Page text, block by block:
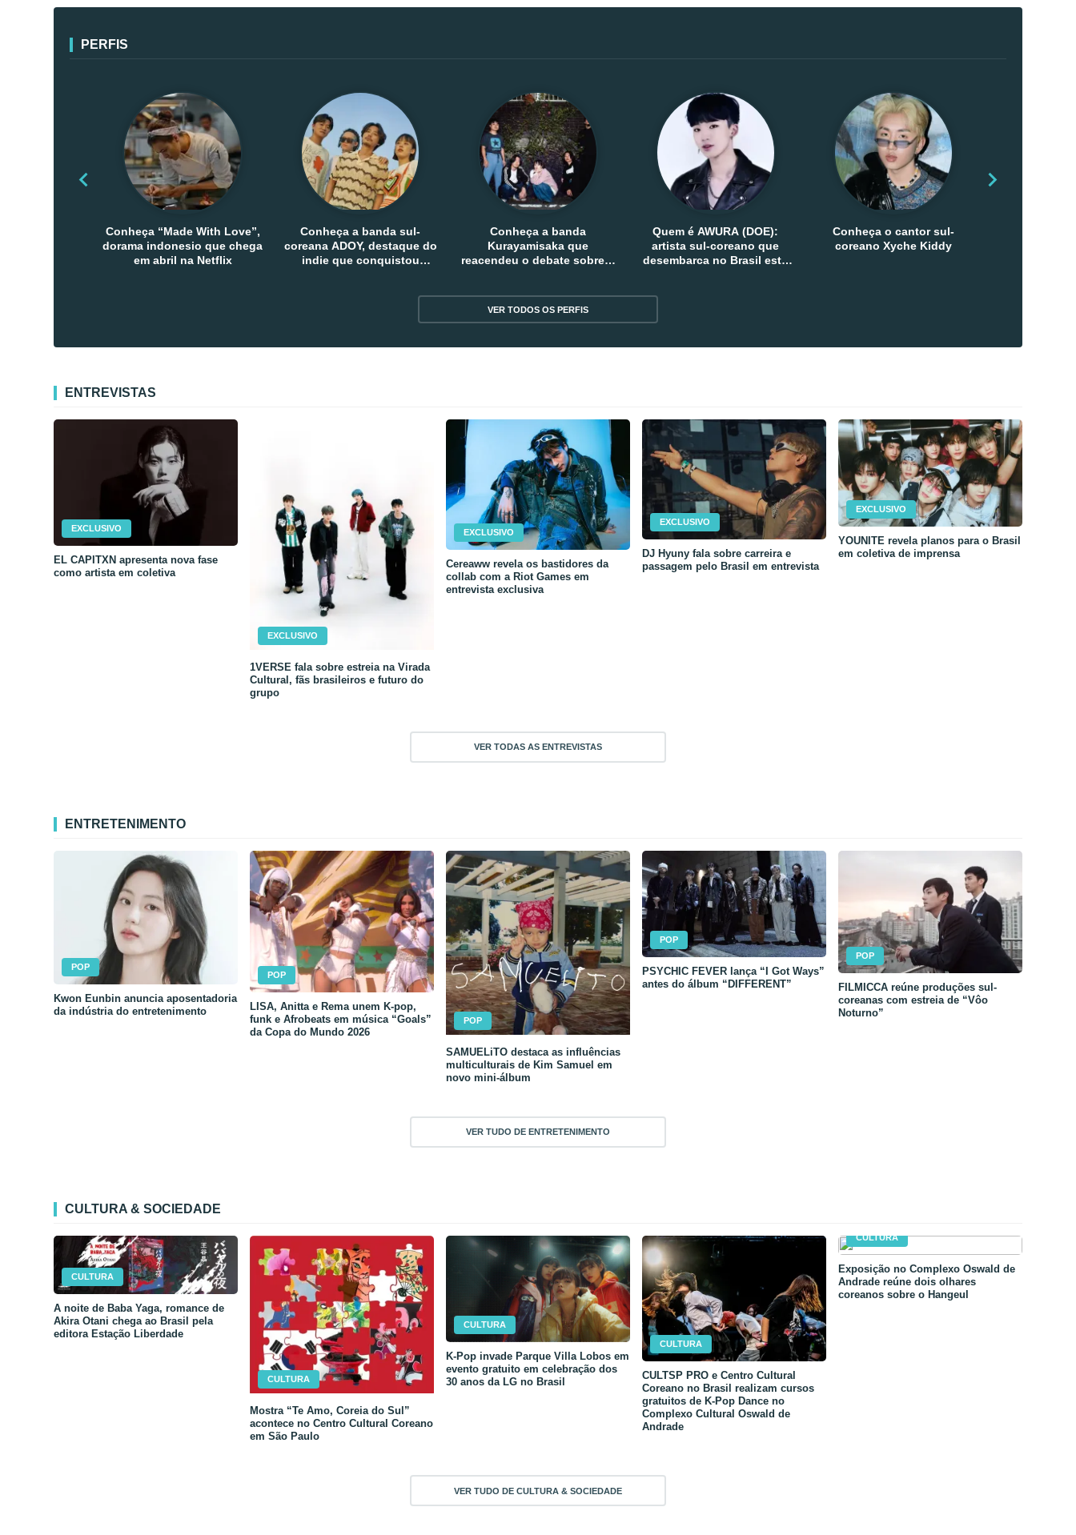
PERFIS
Conheça “Made With Love”,
dorama indonesio que chega
em abril na Netflix
Conheça a banda sul-
coreana ADOY, destaque do
indie que conquistou
Conheça a banda
Kurayamisaka que
reacendeu o debate sobre o
Quem é AWURA (DOE):
artista sul-coreano que
desembarca no Brasil esta
Conheça o cantor sul-
coreano Xyche Kiddy
VER TODOS OS PERFIS
ENTREVISTAS
EXCLUSIVO
EL CAPITXN apresenta nova fase
como artista em coletiva
EXCLUSIVO
1VERSE fala sobre estreia na Virada
Cultural, fãs brasileiros e futuro do
grupo
EXCLUSIVO
Cereaww revela os bastidores da
collab com a Riot Games em
entrevista exclusiva
EXCLUSIVO
DJ Hyuny fala sobre carreira e
passagem pelo Brasil em entrevista
EXCLUSIVO
YOUNITE revela planos para o Brasil
em coletiva de imprensa
VER TODAS AS ENTREVISTAS
ENTRETENIMENTO
POP
Kwon Eunbin anuncia aposentadoria
da indústria do entretenimento
POP
LISA, Anitta e Rema unem K-pop,
funk e Afrobeats em música “Goals”
da Copa do Mundo 2026
POP
SAMUELiTO destaca as influências
multiculturais de Kim Samuel em
novo mini-álbum
POP
PSYCHIC FEVER lança “I Got Ways”
antes do álbum “DIFFERENT”
POP
FILMICCA reúne produções sul-
coreanas com estreia de “Vôo
Noturno”
VER TUDO DE ENTRETENIMENTO
CULTURA & SOCIEDADE
CULTURA
A noite de Baba Yaga, romance de
Akira Otani chega ao Brasil pela
editora Estação Liberdade
CULTURA
Mostra “Te Amo, Coreia do Sul”
acontece no Centro Cultural Coreano
em São Paulo
CULTURA
K-Pop invade Parque Villa Lobos em
evento gratuito em celebração dos
30 anos da LG no Brasil
CULTURA
CULTSP PRO e Centro Cultural
Coreano no Brasil realizam cursos
gratuitos de K-Pop Dance no
Complexo Cultural Oswald de
Andrade
CULTURA
Exposição no Complexo Oswald de
Andrade reúne dois olhares
coreanos sobre o Hangeul
VER TUDO DE CULTURA & SOCIEDADE